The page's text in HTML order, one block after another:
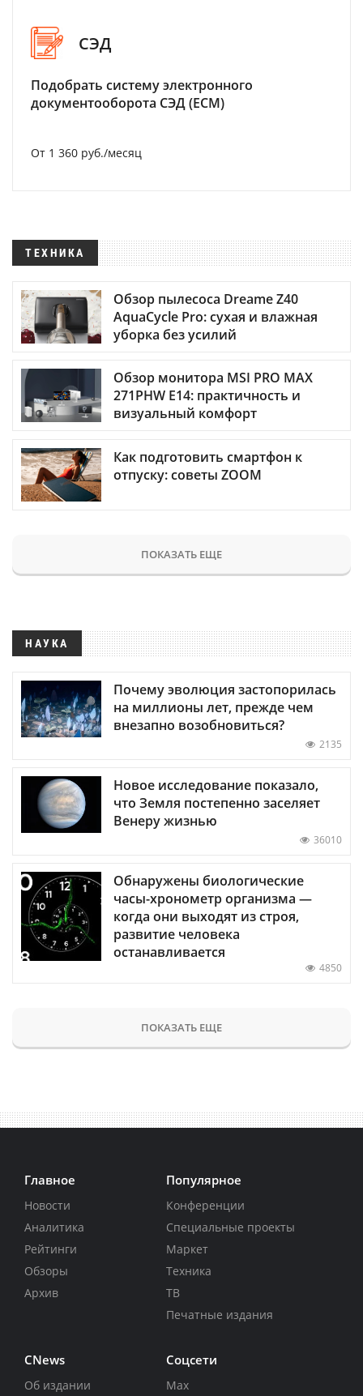
СЭД
Подобрать систему электронного
документооборота СЭД (ECM)
От 1 360 руб./месяц
ТЕХНИКА
Обзор пылесоса Dreame Z40
AquaCycle Pro: сухая и влажная
уборка без усилий
Обзор монитора MSI PRO MAX
271PHW E14: практичность и
визуальный комфорт
Как подготовить смартфон к
отпуску: советы ZOOM
ПОКАЗАТЬ ЕЩЕ
НАУКА
Почему эволюция застопорилась
на миллионы лет, прежде чем
внезапно возобновиться?
2135
Новое исследование показало,
что Земля постепенно заселяет
Венеру жизнью
36010
Обнаружены биологические
часы-хронометр организма —
когда они выходят из строя,
развитие человека
останавливается
4850
ПОКАЗАТЬ ЕЩЕ
Главное
Новости
Аналитика
Рейтинги
Обзоры
Архив
Популярное
Конференции
Специальные проекты
Маркет
Техника
ТВ
Печатные издания
CNews
Об издании
Соцсети
Max